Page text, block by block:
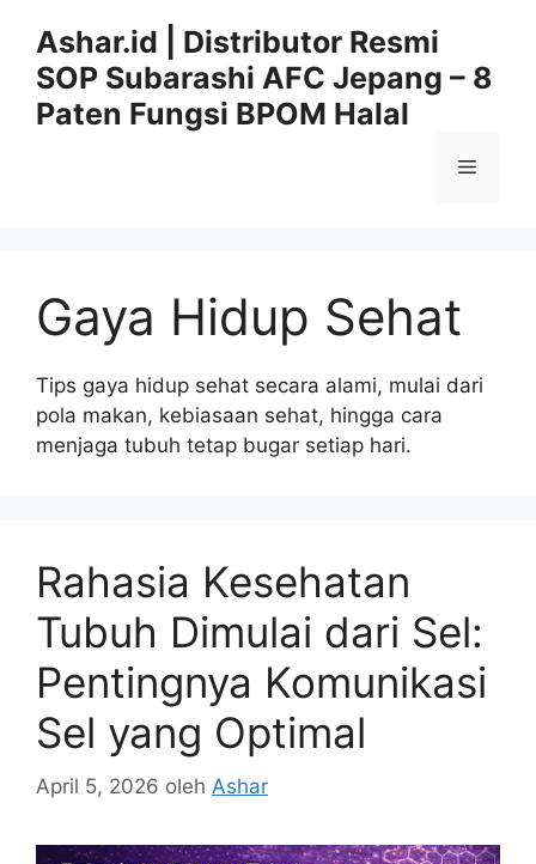
Ashar.id | Distributor Resmi
SOP Subarashi AFC Jepang – 8
Paten Fungsi BPOM Halal
Menu
Gaya Hidup Sehat
Tips gaya hidup sehat secara alami, mulai dari
pola makan, kebiasaan sehat, hingga cara
menjaga tubuh tetap bugar setiap hari.
Rahasia Kesehatan
Tubuh Dimulai dari Sel:
Pentingnya Komunikasi
Sel yang Optimal
April 5, 2026 oleh Ashar